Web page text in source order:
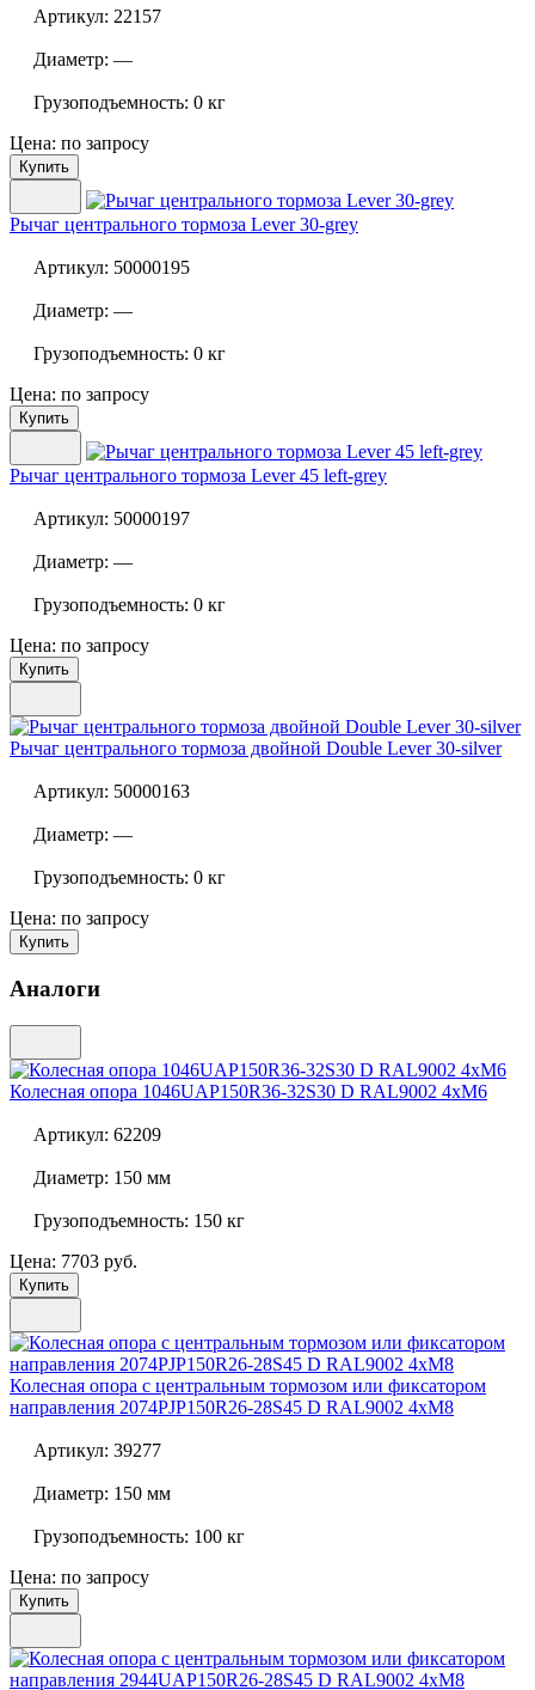
Артикул: 22157
Диаметр: —
Грузоподъемность: 0 кг
Цена: по запросу
Купить
Рычаг центрального тормоза Lever 30-grey
Артикул: 50000195
Диаметр: —
Грузоподъемность: 0 кг
Цена: по запросу
Купить
Рычаг центрального тормоза Lever 45 left-grey
Артикул: 50000197
Диаметр: —
Грузоподъемность: 0 кг
Цена: по запросу
Купить
Рычаг центрального тормоза двойной Double Lever 30-silver
Артикул: 50000163
Диаметр: —
Грузоподъемность: 0 кг
Цена: по запросу
Купить
Аналоги
Колесная опора 1046UAP150R36-32S30 D RAL9002 4xM6
Артикул: 62209
Диаметр: 150 мм
Грузоподъемность: 150 кг
Цена: 7703 руб.
Купить
Колесная опора с центральным тормозом или фиксатором
направления 2074PJP150R26-28S45 D RAL9002 4xM8
Артикул: 39277
Диаметр: 150 мм
Грузоподъемность: 100 кг
Цена: по запросу
Купить